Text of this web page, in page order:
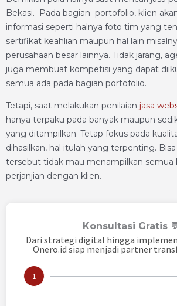
Bekasi. Pada bagian portofolio, klien
informasi seperti halnya foto tim yang
sertifikat keahlian maupun hal lain
perusahaan besar lainnya. Tidak jarang,
juga membuat kompetisi yang dapat
semua ada pada bagian portofolio.
Tetapi, saat melakukan penilaian jasa
hanya terpaku pada banyak maupun
yang ditampilkan. Tetap fokus pada
dihasilkan, hal itulah yang terpenting.
tersebut tidak mau menampilkan semua
perjanjian dengan klien.
Konsultasi Gratis
Dari strategi digital hingga
Onero.id siap menjadi partner
1